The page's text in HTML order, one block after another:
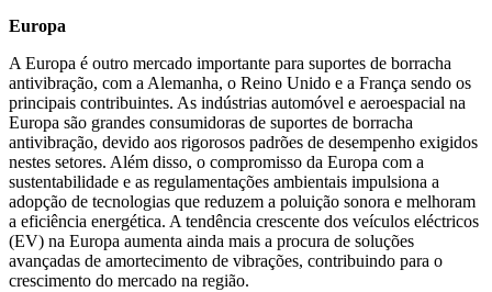
Europa
A Europa é outro mercado importante para suportes de borracha
antivibração, com a Alemanha, o Reino Unido e a França sendo os
principais contribuintes. As indústrias automóvel e aeroespacial na
Europa são grandes consumidoras de suportes de borracha
antivibração, devido aos rigorosos padrões de desempenho exigidos
nestes setores. Além disso, o compromisso da Europa com a
sustentabilidade e as regulamentações ambientais impulsiona a
adopção de tecnologias que reduzem a poluição sonora e melhoram
a eficiência energética. A tendência crescente dos veículos eléctricos
(EV) na Europa aumenta ainda mais a procura de soluções
avançadas de amortecimento de vibrações, contribuindo para o
crescimento do mercado na região.